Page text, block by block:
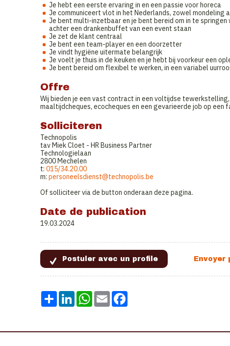
Je hebt een eerste ervaring in en een passie voor horeca
Je communiceert vlot in het Nederlands, zowel mondeling
Je bent multi-inzetbaar en je bent bereid om in te
achter een drankenbuffet van een event staan
Je zet de klant centraal
Je bent een team-player en een doorzetter
Je vindt hygiëne uitermate belangrijk
Je voelt je thuis in de keuken en je hebt bij voorkeur een
Je bent bereid om flexibel te werken, in een variabel
Offre
Wij bieden je een vast contract in een voltijdse
maaltijdcheques, ecocheques en een gevarieerde job op een
Solliciteren
Technopolis
tav Miek Cloet - HR Business Partner
Technologielaan
2800 Mechelen
t: 015/34.20.00
m: personeelsdienst@technopolis.be
Of solliciteer via de button onderaan deze pagina.
Date de publication
19.03.2024
Share LinkedInWhatsApp
Email